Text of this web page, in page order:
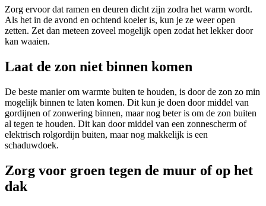
Zorg ervoor dat ramen en deuren dicht zijn zodra het warm wordt.
Als het in de avond en ochtend koeler is, kun je ze weer open
zetten. Zet dan meteen zoveel mogelijk open zodat het lekker door
kan waaien.
Laat de zon niet binnen komen
De beste manier om warmte buiten te houden, is door de zon zo min
mogelijk binnen te laten komen. Dit kun je doen door middel van
gordijnen of zonwering binnen, maar nog beter is om de zon buiten
al tegen te houden. Dit kan door middel van een zonnescherm of
elektrisch rolgordijn buiten, maar nog makkelijk is een
schaduwdoek.
Zorg voor groen tegen de muur of op het
dak